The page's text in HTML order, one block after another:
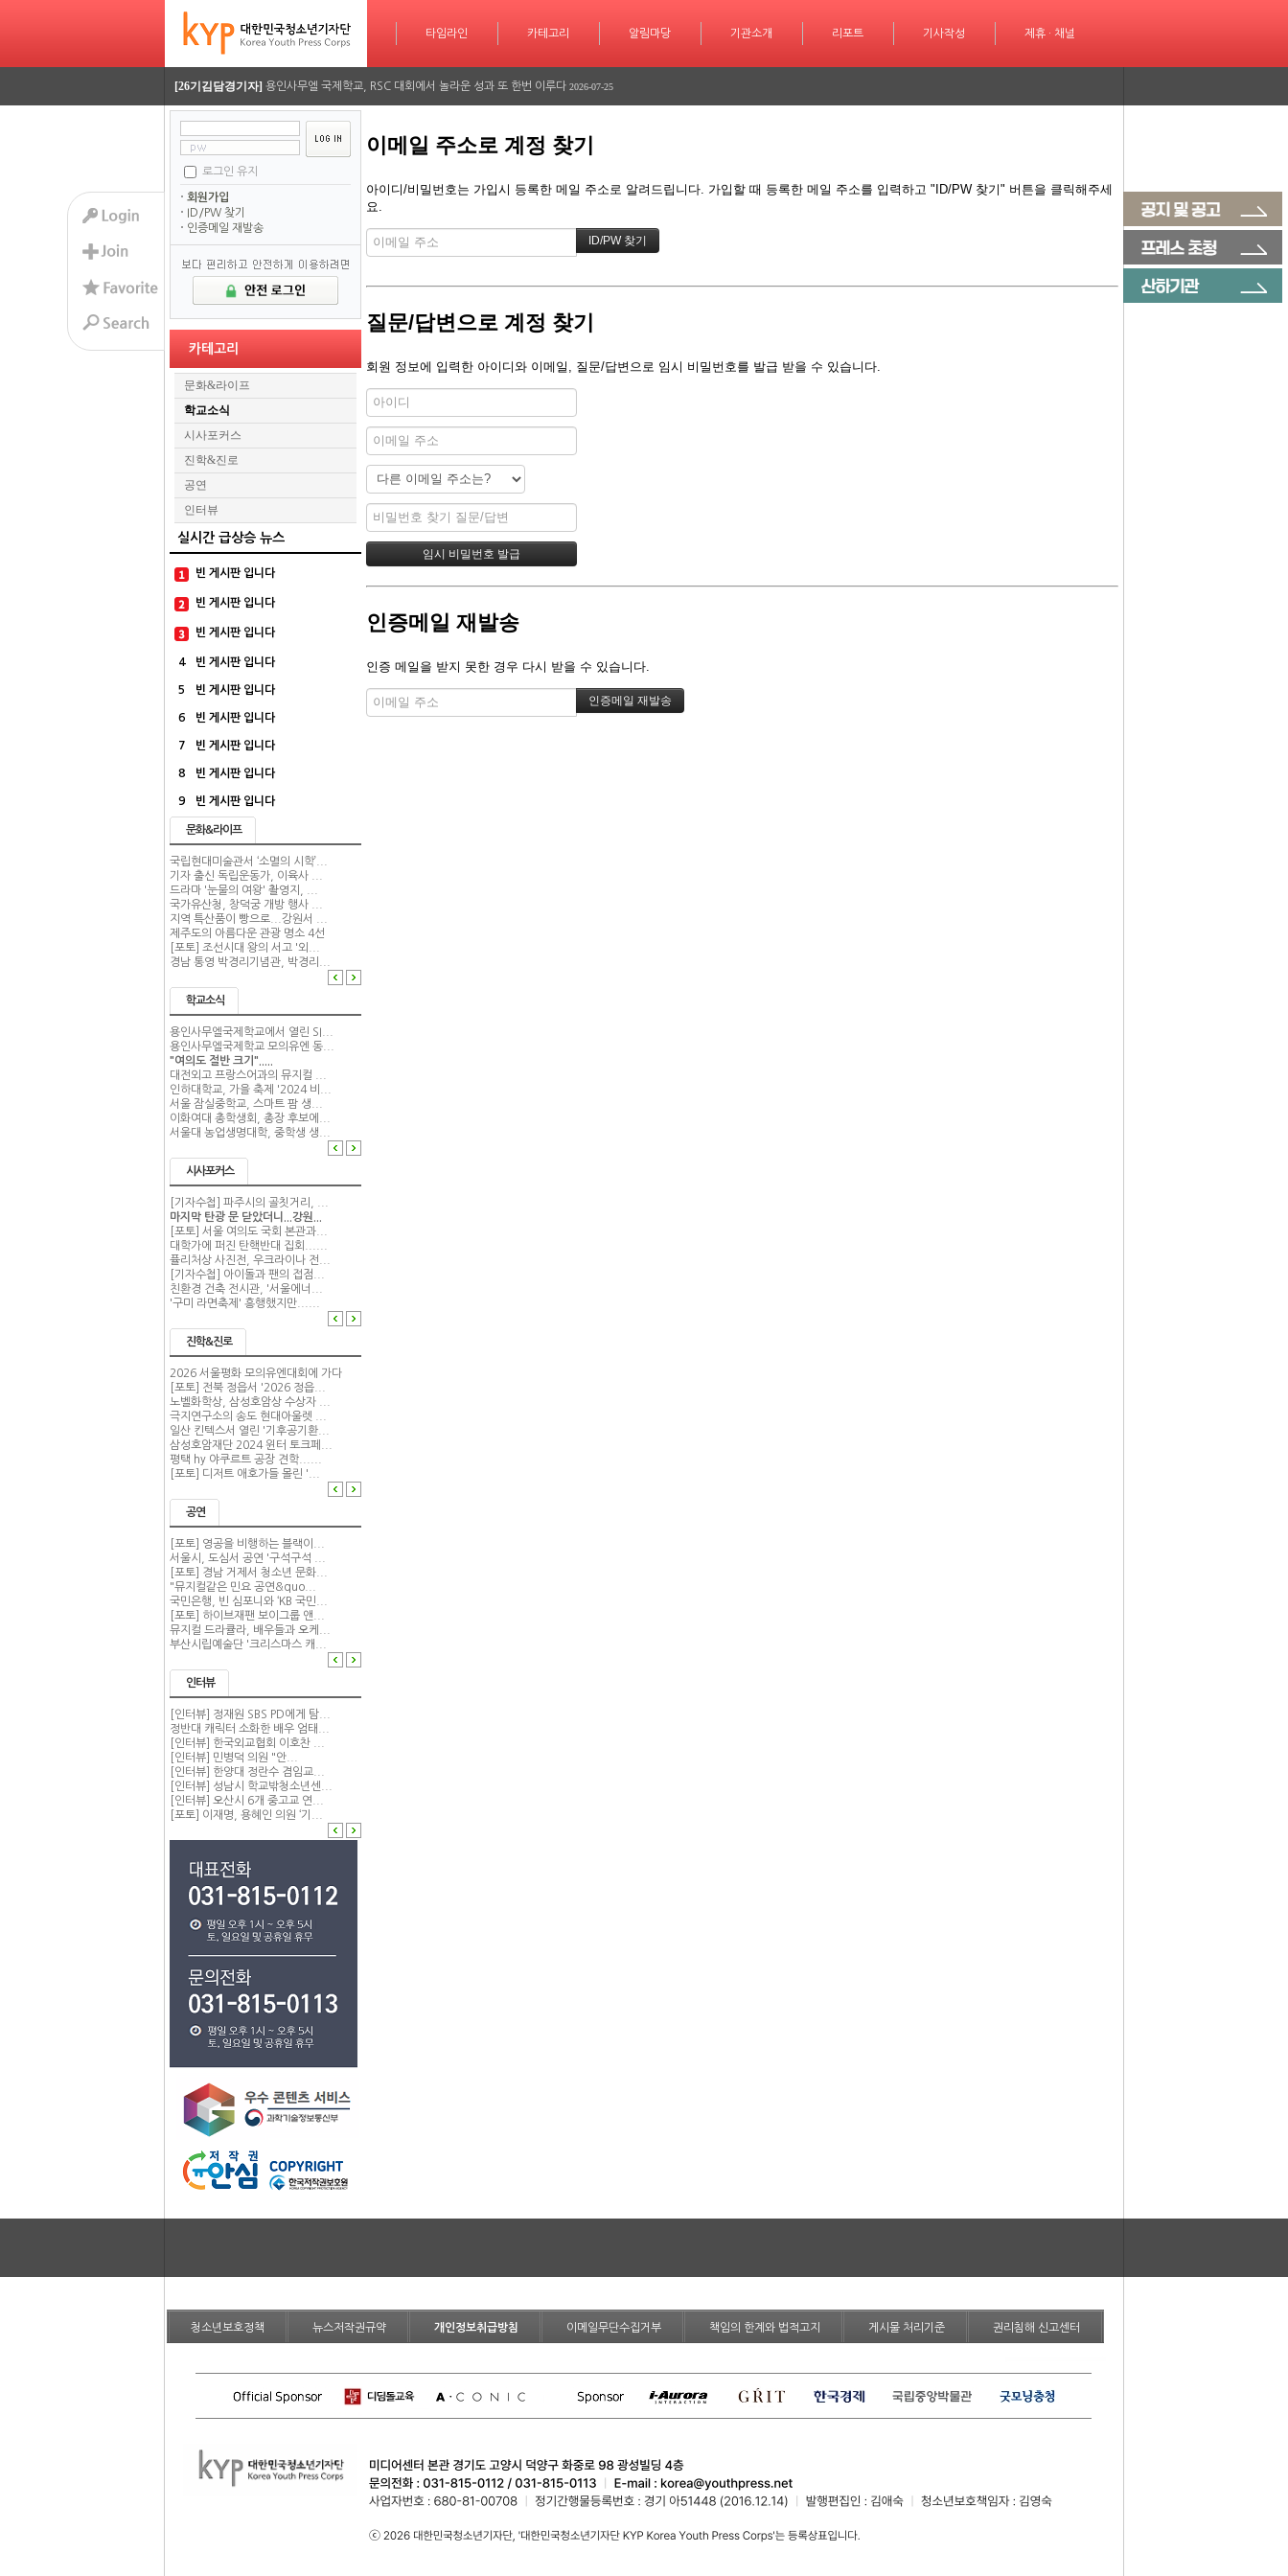
타임라인
타임라인 카테고리
카테고리 알림마당
알림마당 기관소개
기관소개 리포트
리포트 기사작성
기사작성 제휴 · 채널
제휴 · 채널
[26기정재훈기자] AI가 짜주는 맞춤형 방학 시간표…학습 계획도 인공지능 시대 2026-07-30
[26기이율관기자] 수업 시간 덮친 화재, 동탄 학원가 긴급 대피 소동
[26기김담경기자] 2026 서울평화 모의유엔대회에 가다 2026-06-26
[26기김담경기자] 2026 서울평화 모의유엔대회에 가다 2026-06-25
[26기정재훈기자] AI가 짜주는 맞춤형 방학 시간표…학습 계획도 인공지능 시대 2026-07-30
[26기김담경기자] 용인사무엘 국제학교, RSC 대회에서 놀라운 성과 또 한번 이루다
[26기이율관기자] 수업 시간 덮친 화재, 동탄 학원가 긴급 대피 소동
[26기김담경기자]
[26기김담경기자]
로그인 유지
회원가입
ID/PW 찾기
인증메일 재발송
카테고리
문화&라이프
학교소식
시사포커스
진학&진로
공연
인터뷰
실시간 급상승 뉴스
빈 게시판 입니다
빈 게시판 입니다
빈 게시판 입니다
4 빈 게시판 입니다
5 빈 게시판 입니다
6 빈 게시판 입니다
7 빈 게시판 입니다
8 빈 게시판 입니다
9 빈 게시판 입니다
문화&라이프
국립현대미술관서 ‘소멸의 시학’...
기자 출신 독립운동가, 이육사 ...
드라마 '눈물의 여왕' 촬영지, ...
국가유산청, 창덕궁 개방 행사 ...
지역 특산품이 빵으로...강원서 ...
제주도의 아름다운 관광 명소 4선
[포토] 조선시대 왕의 서고 '외...
경남 통영 박경리기념관, 박경리...
학교소식
용인사무엘국제학교에서 열린 SI...
용인사무엘국제학교 모의유엔 동...
"여의도 절반 크기".....
대전외고 프랑스어과의 뮤지컬 ...
인하대학교, 가을 축제 '2024 비...
서울 잠실중학교, 스마트 팜 생...
이화여대 총학생회, 총장 후보에...
서울대 농업생명대학, 중학생 생...
시사포커스
[기자수첩] 파주시의 골칫거리, ...
마지막 탄광 문 닫았더니...강원...
[포토] 서울 여의도 국회 본관과...
대학가에 퍼진 탄핵반대 집회......
퓰리처상 사진전, 우크라이나 전...
[기자수첩] 아이돌과 팬의 접점...
친환경 건축 전시관, '서울에너...
'구미 라면축제' 흥행했지만......
진학&진로
2026 서울평화 모의유엔대회에 가다
[포토] 전북 정읍서 '2026 정읍...
노벨화학상, 삼성호암상 수상자 ...
극지연구소의 송도 현대아울렛 ...
일산 킨텍스서 열린 '기후공기환...
삼성호암재단 2024 윈터 토크페...
평택 hy 야쿠르트 공장 견학......
[포토] 디저트 애호가들 몰린 '...
공연
[포토] 영공을 비행하는 블랙이...
서울시, 도심서 공연 '구석구석 ...
[포토] 경남 거제서 청소년 문화...
"뮤지컬같은 민요 공연&quo...
국민은행, 빈 심포니와 ‘KB 국민...
[포토] 하이브재팬 보이그룹 앤...
뮤지컬 드라큘라, 배우들과 오케...
부산시립예술단 '크리스마스 캐...
인터뷰
[인터뷰] 정재원 SBS PD에게 탐...
정반대 캐릭터 소화한 배우 엄태...
[인터뷰] 한국외교협회 이호찬 ...
[인터뷰] 민병덕 의원 "안...
[인터뷰] 한양대 정란수 겸임교...
[인터뷰] 성남시 학교밖청소년센...
[인터뷰] 오산시 6개 중고교 연...
[포토] 이재명, 용혜인 의원 ‘기...
이메일 주소로 계정 찾기
아이디/비밀번호는 가입시 등록한 메일 주소로 알려드립니다. 가입할 때 등록한 메일 주소를 입력하고 "ID/PW 찾기" 버튼을 클릭해주세
요.
질문/답변으로 계정 찾기
회원 정보에 입력한 아이디와 이메일, 질문/답변으로 임시 비밀번호를 발급 받을 수 있습니다.
인증메일 재발송
인증 메일을 받지 못한 경우 다시 받을 수 있습니다.
청소년보호정책 뉴스저작권규약 개인정보취급방침 이메일무단수집거부 책임의 한계와 법적고지 게시물 처리기준 권리침해 신고센터